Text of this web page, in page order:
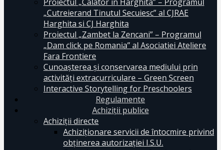
„Cutreierand Tinutul Secuiesc” al CJRAE
Harghita si CJ Harghita
Proiectul „Zambet la Zencani” – Programul
„Dam click pe Romania” al Asociatiei Ateliere
Fara Frontiere
Cunoașterea și conservarea mediului prin
activități extracurriculare – Green Screen
Interactive Storytelling for Preschoolers
Regulamente
Achiziții publice
Achiziții directe
Achiziționare servicii de întocmire privind
obținerea autorizației I.S.U.